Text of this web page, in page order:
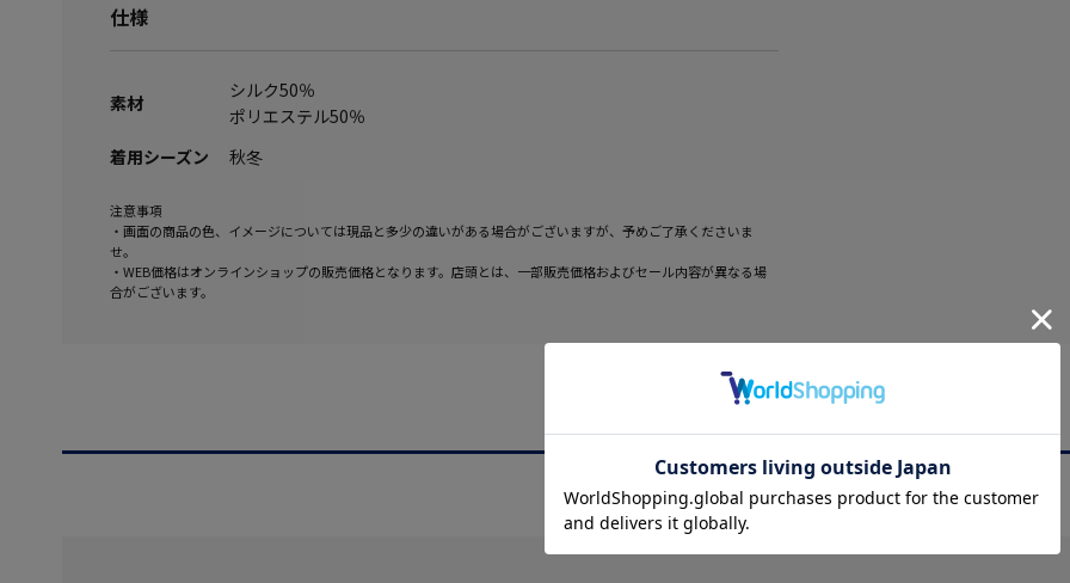
仕様
素材
シルク50％
ポリエステル50％
着用シーズン
秋冬
注意事項
・画面の商品の色、イメージについては現品と多少の違いがある場合がございますが、予めご了承くださいま
せ。
・WEB価格はオンラインショップの販売価格となります。店頭とは、一部販売価格およびセール内容が異なる場
合がございます。
商品レビュー
REVIEW